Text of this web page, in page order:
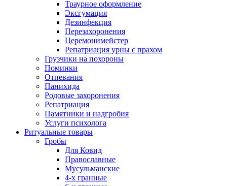
Траурное оформление
Эксгумация
Дезинфекция
Перезахоронения
Церемонимейстер
Репатриация урны с прахом
Грузчики на похороны
Поминки
Отпевания
Панихида
Родовые захоронения
Репатриация
Памятники и надгробия
Услуги психолога
Ритуальные товары
Гробы
Для Ковид
Православные
Мусульманские
4-х гранные